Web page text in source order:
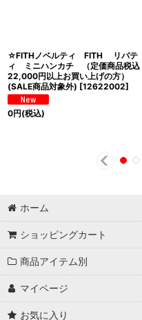
☆FITHノベルティ FITH リバテ
ィ ミニハンカチ （定価商品税込
22,000円以上お買い上げの方）
(SALE商品対象外) [12622002]
0円(税込)
ホーム
ショッピングカート
商品アイテム別
マイページ
お気に入り